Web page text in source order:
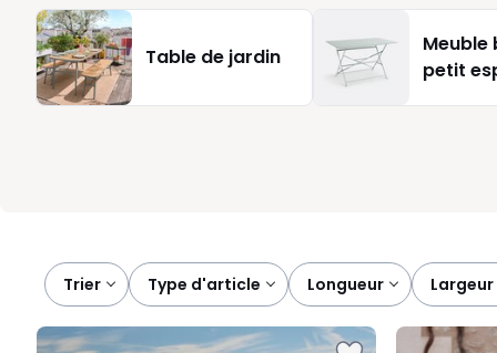
Table de jardin
Meuble
petit
Trier type d'article longueur largeur